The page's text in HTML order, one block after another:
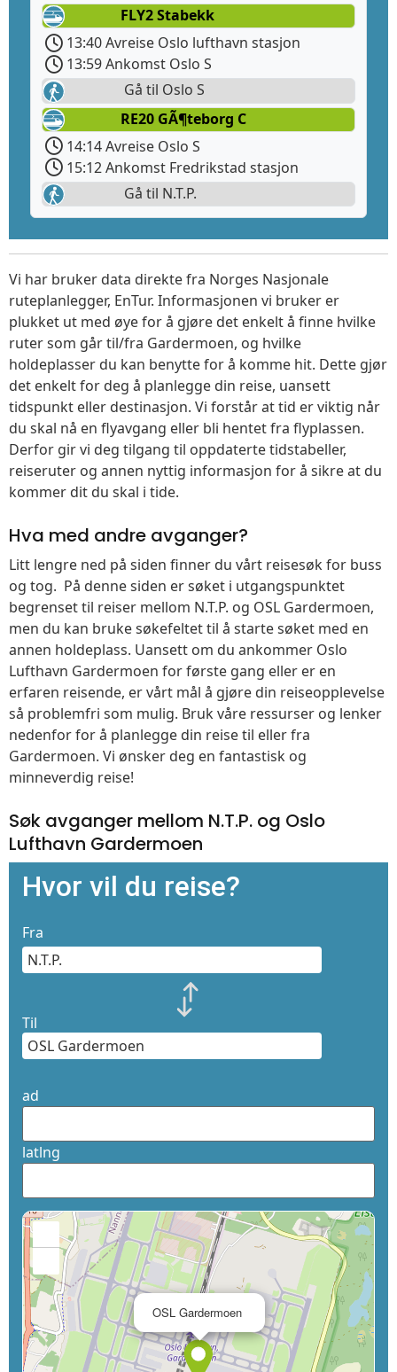
FLY2 Stabekk
13:40 Avreise Oslo lufthavn stasjon
13:59 Ankomst Oslo S
Gå til Oslo S
RE20 GÃ¶teborg C
14:14 Avreise Oslo S
15:12 Ankomst Fredrikstad stasjon
Gå til N.T.P.
Vi har bruker data direkte fra Norges Nasjonale
ruteplanlegger, EnTur. Informasjonen vi bruker er
plukket ut med øye for å gjøre det enkelt å finne hvilke
ruter som går til/fra Gardermoen, og hvilke
holdeplasser du kan benytte for å komme hit. Dette gjør
det enkelt for deg å planlegge din reise, uansett
tidspunkt eller destinasjon. Vi forstår at tid er viktig når
du skal nå en flyavgang eller bli hentet fra flyplassen.
Derfor gir vi deg tilgang til oppdaterte tidstabeller,
reiseruter og annen nyttig informasjon for å sikre at du
kommer dit du skal i tide.
Hva med andre avganger?
Litt lengre ned på siden finner du vårt reisesøk for buss
og tog. På denne siden er søket i utgangspunktet
begrenset til reiser mellom N.T.P. og OSL Gardermoen,
men du kan bruke søkefeltet til å starte søket med en
annen holdeplass. Uansett om du ankommer Oslo
Lufthavn Gardermoen for første gang eller er en
erfaren reisende, er vårt mål å gjøre din reiseopplevelse
så problemfri som mulig. Bruk våre ressurser og lenker
nedenfor for å planlegge din reise til eller fra
Gardermoen. Vi ønsker deg en fantastisk og
minneverdig reise!
Søk avganger mellom N.T.P. og Oslo
Lufthavn Gardermoen
Hvor vil du reise?
Fra
Til
ad
latlng
OSL Gardermoen